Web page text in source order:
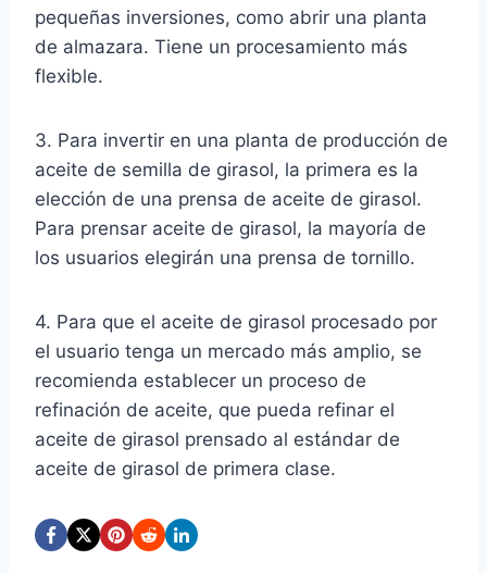
pequeñas inversiones, como abrir una planta
de almazara. Tiene un procesamiento más
flexible.
3. Para invertir en una planta de producción de
aceite de semilla de girasol, la primera es la
elección de una prensa de aceite de girasol.
Para prensar aceite de girasol, la mayoría de
los usuarios elegirán una prensa de tornillo.
4. Para que el aceite de girasol procesado por
el usuario tenga un mercado más amplio, se
recomienda establecer un proceso de
refinación de aceite, que pueda refinar el
aceite de girasol prensado al estándar de
aceite de girasol de primera clase.